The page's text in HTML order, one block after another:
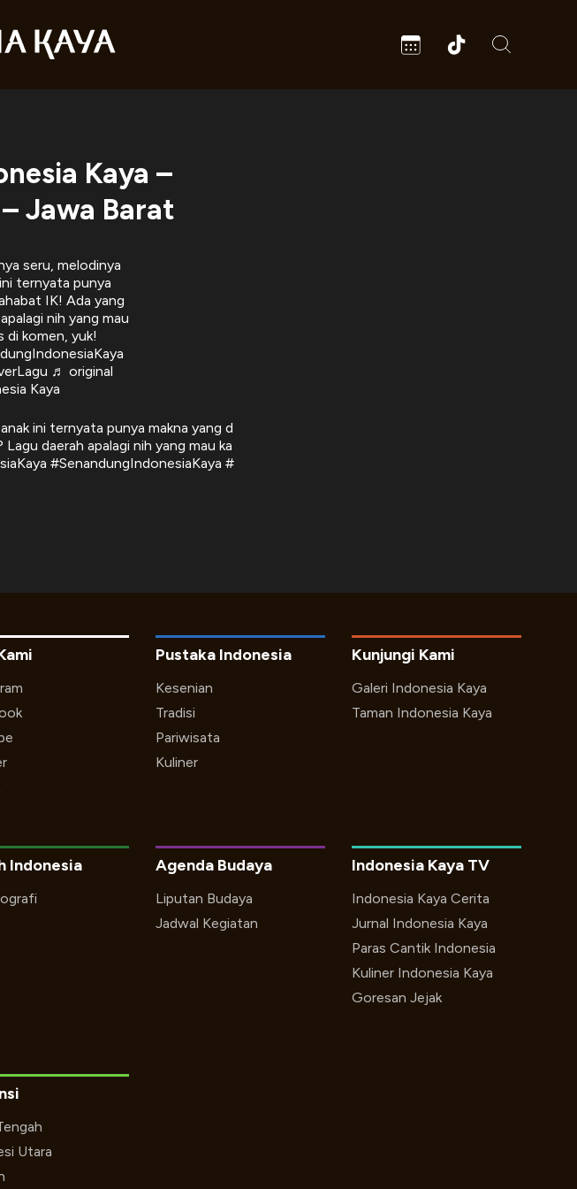
Kaya –
Jawa Barat
seru, melodinya
ternyata punya
IK! Ada yang
nih yang mau
di komen, yuk!
♬ original
Kaya
ini ternyata punya makna yang d
daerah apalagi nih yang mau ka
#SenandungIndonesiaKaya #
Kunjungi Kami
Galeri Indonesia Kaya
Taman Indonesia Kaya
Pustaka Indonesia
Kesenian
Tradisi
Pariwisata
Kuliner
Indonesia Indonesia Kaya TV
Indonesia Kaya Cerita
Jurnal Indonesia Kaya
Paras Cantik Indonesia
Kuliner Indonesia Kaya
Goresan Jejak
Agenda Budaya
Liputan Budaya
Jadwal Kegiatan
Utara